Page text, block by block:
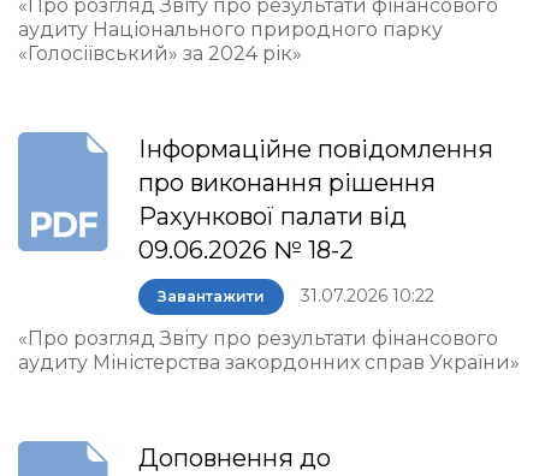
«Про розгляд Звіту про результати фінансового
аудиту Національного природного парку
«Голосіївський» за 2024 рік»
Інформаційне повідомлення
про виконання рішення
Рахункової палати від
09.06.2026 № 18-2
Завантажити 31.07.2026 10:22
«Про розгляд Звіту про результати фінансового
аудиту Міністерства закордонних справ України»
Доповнення до